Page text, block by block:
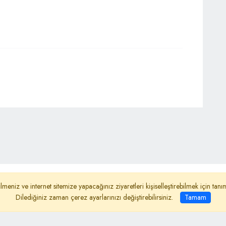
Metni Reklam
Haber Gönder
ve internet sitemize yapacağınız ziyaretleri kişiselleştirebilmek için
Dilediğiniz zaman çerez ayarlarınızı değiştirebilirsiniz.
Tamam